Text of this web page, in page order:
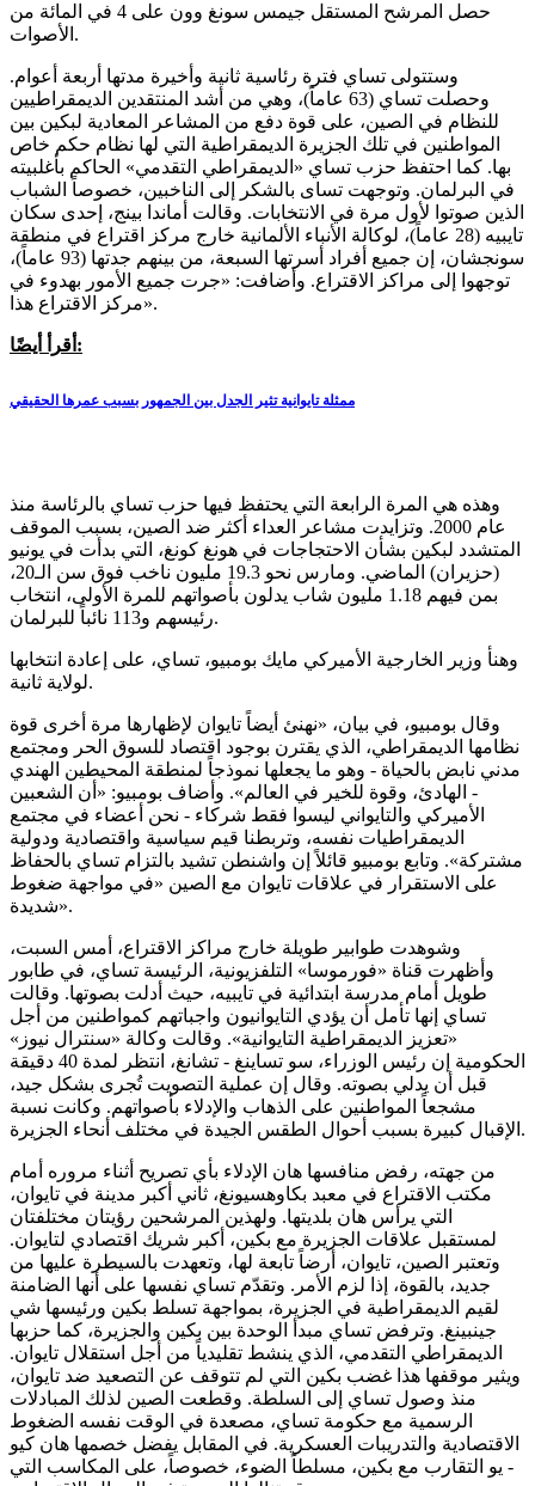
حصل المرشح المستقل جيمس سونغ وون على 4 في المائة من
الأصوات.
وستتولى تساي فترة رئاسية ثانية وأخيرة مدتها أربعة أعوام.
وحصلت تساي (63 عاماً)، وهي من أشد المنتقدين الديمقراطيين
للنظام في الصين، على قوة دفع من المشاعر المعادية لبكين بين
المواطنين في تلك الجزيرة الديمقراطية التي لها نظام حكم خاص
بها. كما احتفظ حزب تساي «الديمقراطي التقدمي» الحاكم بأغلبيته
في البرلمان. وتوجهت تساى بالشكر إلى الناخبين، خصوصاً الشباب
الذين صوتوا لأول مرة في الانتخابات. وقالت أماندا بينج، إحدى سكان
تايبيه (28 عاماً)، لوكالة الأنباء الألمانية خارج مركز اقتراع في منطقة
سونجشان، إن جميع أفراد أسرتها السبعة، من بينهم جدتها (93 عاماً)،
توجهوا إلى مراكز الاقتراع. وأضافت: «جرت جميع الأمور بهدوء في
مركز الاقتراع هذا».
أقرأ أيضًا:
ممثلة تايوانية تثير الجدل بين الجمهور بسبب عمرها الحقيقي
وهذه هي المرة الرابعة التي يحتفظ فيها حزب تساي بالرئاسة منذ
عام 2000. وتزايدت مشاعر العداء أكثر ضد الصين، بسبب الموقف
المتشدد لبكين بشأن الاحتجاجات في هونغ كونغ، التي بدأت في يونيو
(حزيران) الماضي. ومارس نحو 3.‏19 مليون ناخب فوق سن الـ20،
بمن فيهم 18.‏1 مليون شاب يدلون بأصواتهم للمرة الأولى، انتخاب
رئيسهم و113 نائباً للبرلمان.
وهنأ وزير الخارجية الأميركي مايك بومبيو، تساي، على إعادة انتخابها
لولاية ثانية.
وقال بومبيو، في بيان، «نهنئ أيضاً تايوان لإظهارها مرة أخرى قوة
نظامها الديمقراطي، الذي يقترن بوجود اقتصاد للسوق الحر ومجتمع
مدني نابض بالحياة - وهو ما يجعلها نموذجاً لمنطقة المحيطين الهندي
- الهادئ، وقوة للخير في العالم». وأضاف بومبيو: «أن الشعبين
الأميركي والتايواني ليسوا فقط شركاء - نحن أعضاء في مجتمع
الديمقراطيات نفسه، وتربطنا قيم سياسية واقتصادية ودولية
مشتركة». وتابع بومبيو قائلاً إن واشنطن تشيد بالتزام تساي بالحفاظ
على الاستقرار في علاقات تايوان مع الصين «في مواجهة ضغوط
شديدة».
وشوهدت طوابير طويلة خارج مراكز الاقتراع، أمس السبت،
وأظهرت قناة «فورموسا» التلفزيونية، الرئيسة تساي، في طابور
طويل أمام مدرسة ابتدائية في تايبيه، حيث أدلت بصوتها. وقالت
تساي إنها تأمل أن يؤدي التايوانيون واجباتهم كمواطنين من أجل
«تعزيز الديمقراطية التايوانية». وقالت وكالة «سنترال نيوز»
الحكومية إن رئيس الوزراء، سو تساينغ - تشانغ، انتظر لمدة 40 دقيقة
قبل أن يدلي بصوته. وقال إن عملية التصويت تُجرى بشكل جيد،
مشجعاً المواطنين على الذهاب والإدلاء بأصواتهم. وكانت نسبة
الإقبال كبيرة بسبب أحوال الطقس الجيدة في مختلف أنحاء الجزيرة.
من جهته، رفض منافسها هان الإدلاء بأي تصريح أثناء مروره أمام
مكتب الاقتراع في معبد بكاوهسيونغ، ثاني أكبر مدينة في تايوان،
التي يرأس هان بلديتها. ولهذين المرشحين رؤيتان مختلفتان
لمستقبل علاقات الجزيرة مع بكين، أكبر شريك اقتصادي لتايوان.
وتعتبر الصين، تايوان، أرضاً تابعة لها، وتعهدت بالسيطرة عليها من
جديد، بالقوة، إذا لزم الأمر. وتقدّم تساي نفسها على أنها الضامنة
لقيم الديمقراطية في الجزيرة، بمواجهة تسلط بكين ورئيسها شي
جينبينغ. وترفض تساي مبدأ الوحدة بين بكين والجزيرة، كما حزبها
الديمقراطي التقدمي، الذي ينشط تقليدياً من أجل استقلال تايوان.
ويثير موقفها هذا غضب بكين التي لم تتوقف عن التصعيد ضد تايوان،
منذ وصول تساي إلى السلطة. وقطعت الصين لذلك المبادلات
الرسمية مع حكومة تساي، مصعدة في الوقت نفسه الضغوط
الاقتصادية والتدريبات العسكرية. في المقابل يفضل خصمها هان كيو
- يو التقارب مع بكين، مسلطاً الضوء، خصوصاً، على المكاسب التي